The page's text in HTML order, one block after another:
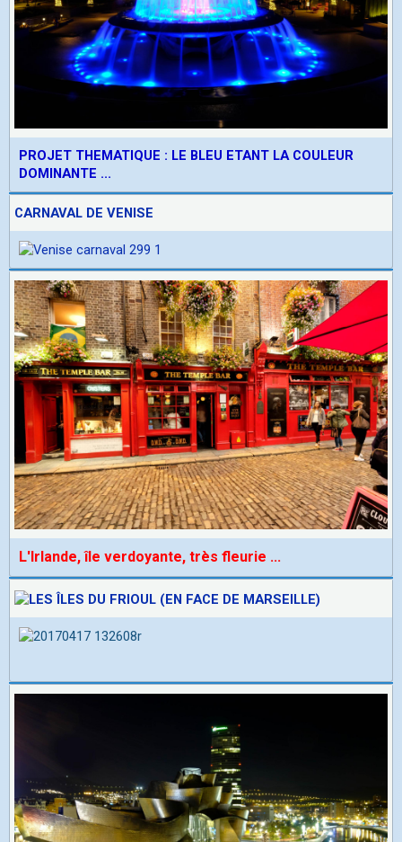
PROJET THEMATIQUE : LE BLEU ETANT LA COULEUR
DOMINANTE ...
CARNAVAL DE VENISE
L'Irlande, île verdoyante, très fleurie ...